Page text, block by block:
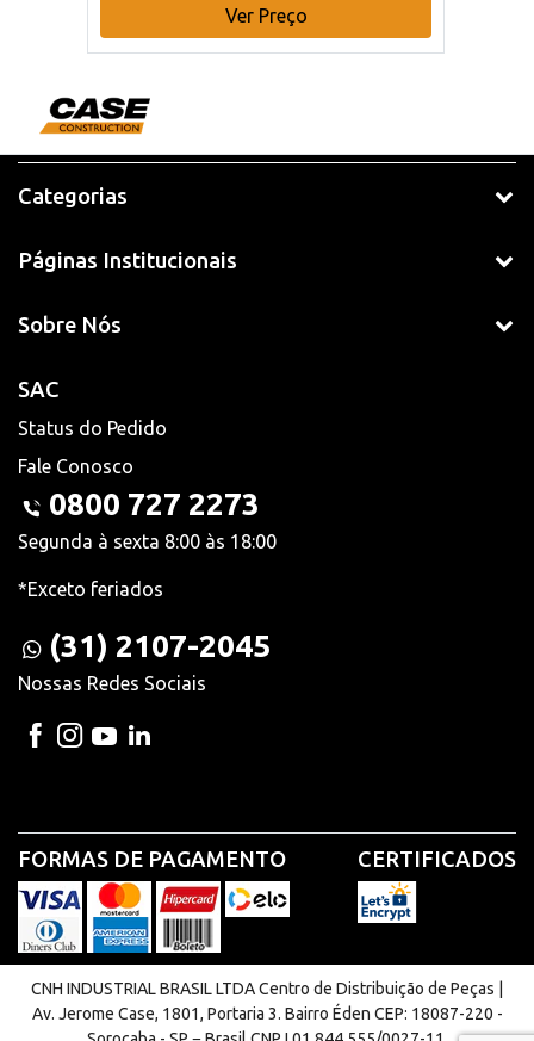
Ver Preço
Categorias
Páginas Institucionais
Sobre Nós
SAC
Status do Pedido
Fale Conosco
0800 727 2273
Segunda à sexta 8:00 às 18:00
*Exceto feriados
(31) 2107-2045
Nossas Redes Sociais
FORMAS DE PAGAMENTO CERTIFICADOS
CNH INDUSTRIAL BRASIL LTDA Centro de Distribuição de Peças |
Av. Jerome Case, 1801, Portaria 3. Bairro Éden CEP: 18087-220 -